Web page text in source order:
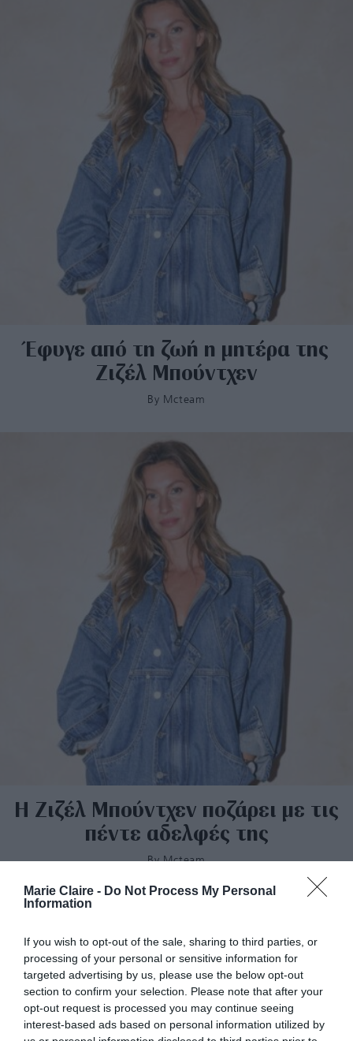
Marie Claire - Do Not Process My Personal
Information
If you wish to opt-out of the sale, sharing to third parties, or
processing of your personal or sensitive information for
targeted advertising by us, please use the below opt-out
section to confirm your selection. Please note that after your
opt-out request is processed you may continue seeing
interest-based ads based on personal information utilized by
Έφυγε από τη ζωή η μητέρα της
Ζιζέλ Μπούντχεν
By Mcteam
H Ζιζέλ Μπούντχεν ποζάρει με τις
πέντε αδελφές της
ByMcteam